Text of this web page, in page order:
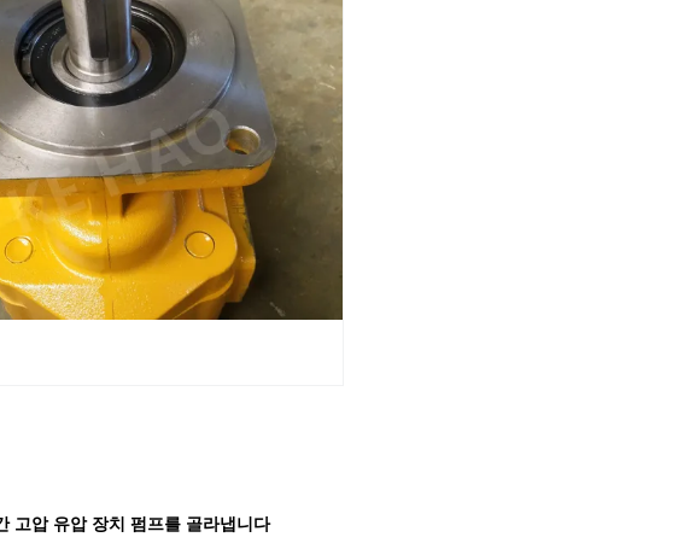
고압 유압 장치 펌프를 골라냅니다